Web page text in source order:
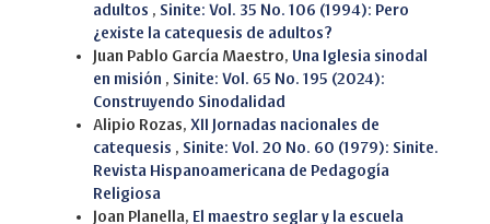
adultos , Sinite: Vol. 35 No. 106 (1994): Pero
¿existe la catequesis de adultos?
Juan Pablo García Maestro, Una Iglesia sinodal
en misión , Sinite: Vol. 65 No. 195 (2024):
Construyendo Sinodalidad
Alipio Rozas, XII Jornadas nacionales de
catequesis , Sinite: Vol. 20 No. 60 (1979): Sinite.
Revista Hispanoamericana de Pedagogía
Religiosa
Joan Planella, El maestro seglar y la escuela